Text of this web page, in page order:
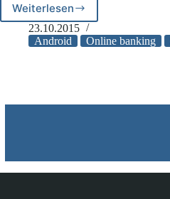
Weiterlesen
Online
Banking
mittels
Kritik
23.10.2015
Android
Online banking